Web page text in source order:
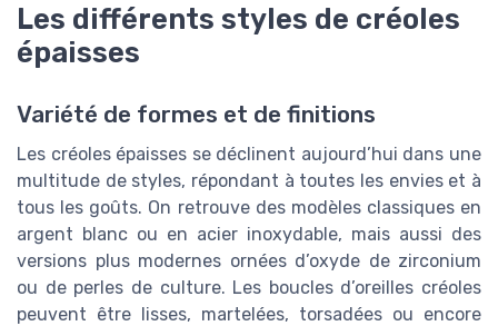
Les différents styles de créoles
épaisses
Variété de formes et de finitions
Les créoles épaisses se déclinent aujourd’hui dans une
multitude de styles, répondant à toutes les envies et à
tous les goûts. On retrouve des modèles classiques en
argent blanc ou en acier inoxydable, mais aussi des
versions plus modernes ornées d’oxyde de zirconium
ou de perles de culture. Les boucles d’oreilles créoles
peuvent être lisses, martelées, torsadées ou encore